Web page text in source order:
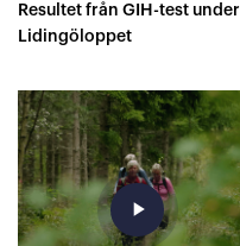
Resultet från GIH-test under
Lidingöloppet
play_arrow